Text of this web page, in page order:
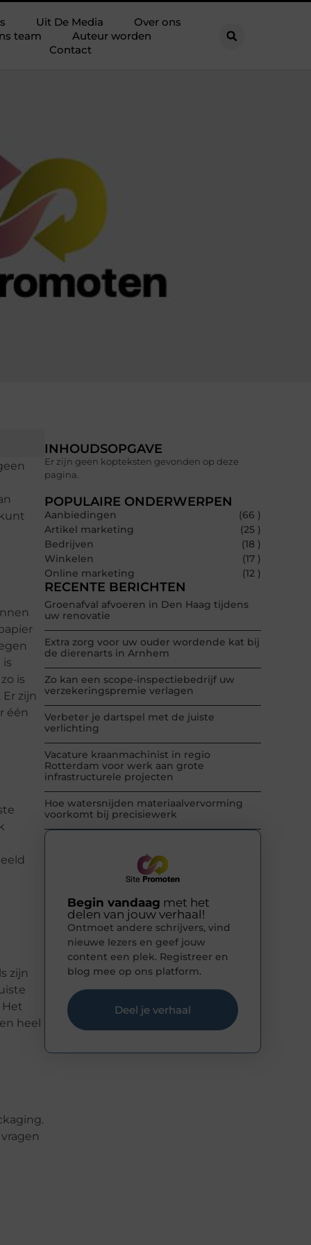
Uit De Media
Over ons
team
Auteur worden
Contact
is
zijn
één
zijn
heel
INHOUDSOPGAVE
Er zijn geen kopteksten gevonden op deze
pagina.
POPULAIRE ONDERWERPEN
Aanbiedingen
(66 )
Artikel marketing
(25 )
Bedrijven
(18 )
Winkelen
(17 )
Online marketing
(12 )
RECENTE BERICHTEN
Groenafval afvoeren in Den Haag tijdens
uw renovatie
Extra zorg voor uw ouder wordende kat bij
de dierenarts in Arnhem
Zo kan een scope-inspectiebedrijf uw
verzekeringspremie verlagen
Verbeter je dartspel met de juiste
verlichting
Vacature kraanmachinist in regio
Rotterdam voor werk aan grote
infrastructurele projecten
Hoe watersnijden materiaalvervorming
voorkomt bij precisiewerk
Begin vandaag met het
delen van jouw verhaal!
Ontmoet andere schrijvers, vind
nieuwe lezers en geef jouw
content een plek. Registreer en
blog mee op ons platform.
Deel je verhaal